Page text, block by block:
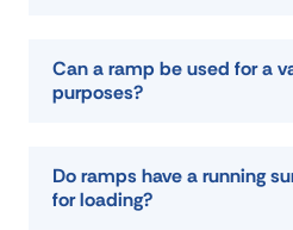
Can a ramp be used for a
purposes?
Do ramps have a running
for loading?